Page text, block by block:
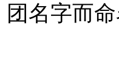
团名字而